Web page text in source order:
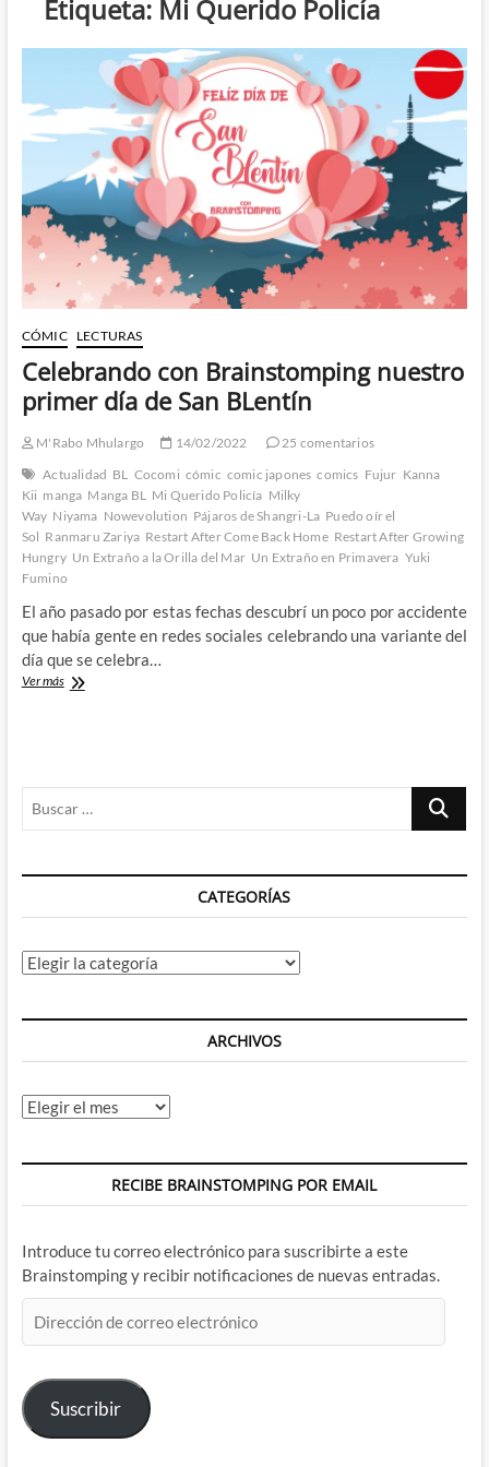
Etiqueta: Mi Querido Policía
CÓMIC LECTURAS
Celebrando con Brainstomping nuestro
primer día de San BLentín
M'Rabo Mhulargo 14/02/2022
25 comentarios
Actualidad BL Cocomi cómic comic japones comics Fujur Kanna
Kii manga Manga BL Mi Querido Policía Milky
Way Niyama Nowevolution Pájaros de Shangri-La Puedo oír el
Sol Ranmaru Zariya Restart After Come Back Home Restart After Growing
Hungry Un Extraño a la Orilla del Mar Un Extraño en Primavera Yuki
Fumino
El año pasado por estas fechas descubrí un poco por accidente
que había gente en redes sociales celebrando una variante del
día que se celebra…
Ver másCelebrando
San
Buscar
CATEGORÍAS
Categorías
ARCHIVOS
Archivos
RECIBE BRAINSTOMPING POR EMAIL
Introduce tu correo electrónico para suscribirte a este
Brainstomping y recibir notificaciones de nuevas entradas.
de
electrónico
Suscribir